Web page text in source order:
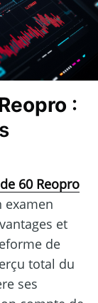
:
60 Reopro
examen
et
de
total du
ses